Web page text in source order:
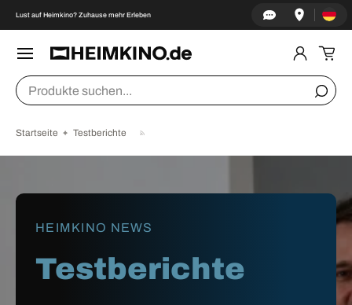
↵Zum Inhalt springen
↵Zum Menü springen
↵Fußzeile springen
↵Barrierefreiheits-Widget öffnen
DIREKT ZUM INHALT
Lust auf Heimkino? Zuhause mehr Erleben Land/
Suchen
Startseite Testberichte
HEIMKINO NEWS
Testberichte